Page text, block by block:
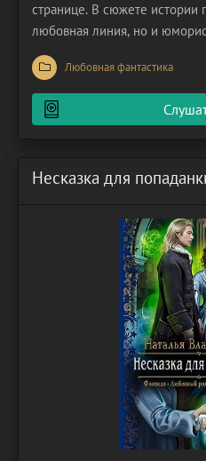
странице. В сюжете истории
любовная линия, но и
история, с которой можно
Здесь слушателей ждут
со взаимной ненависти, а
Любовная фантастика
Несказка для